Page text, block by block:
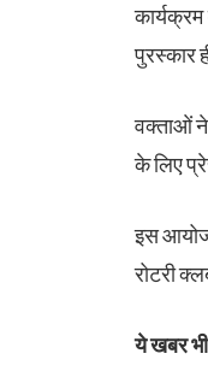
पुरस्कार
वक्ताओं ने
के लिए
इस
रोटरी
ये खबर